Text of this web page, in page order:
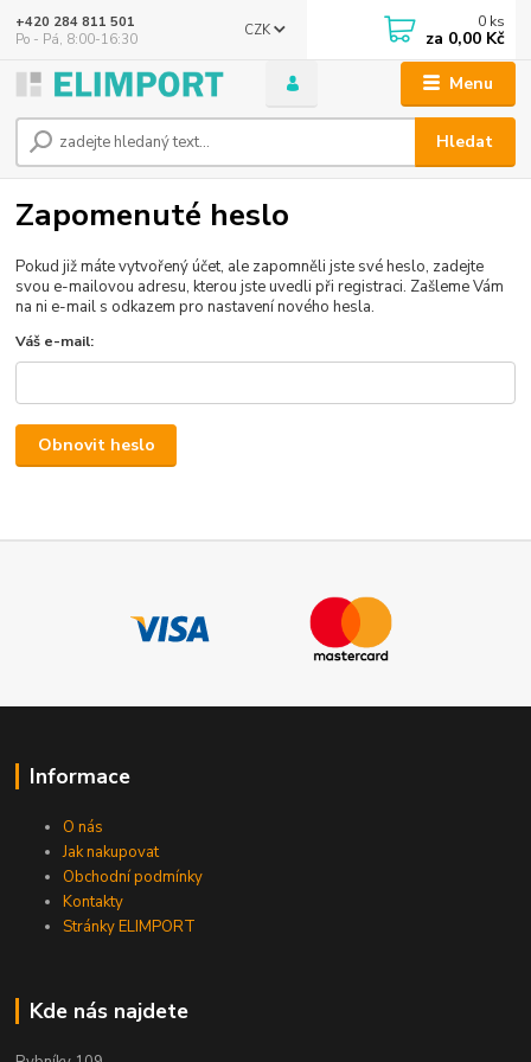
Menu
CZK
Hledat
+420 284 811 501
Po - Pá, 8:00-16:30
0 ks
za 0,00 Kč
Zapomenuté heslo
Pokud již máte vytvořený účet, ale zapomněli jste své heslo, zadejte
svou e-mailovou adresu, kterou jste uvedli při registraci. Zašleme Vám
na ni e-mail s odkazem pro nastavení nového hesla.
Váš e-mail:
Obnovit heslo
Informace
O nás
Jak nakupovat
Obchodní podmínky
Kontakty
Stránky ELIMPORT
Kde nás najdete